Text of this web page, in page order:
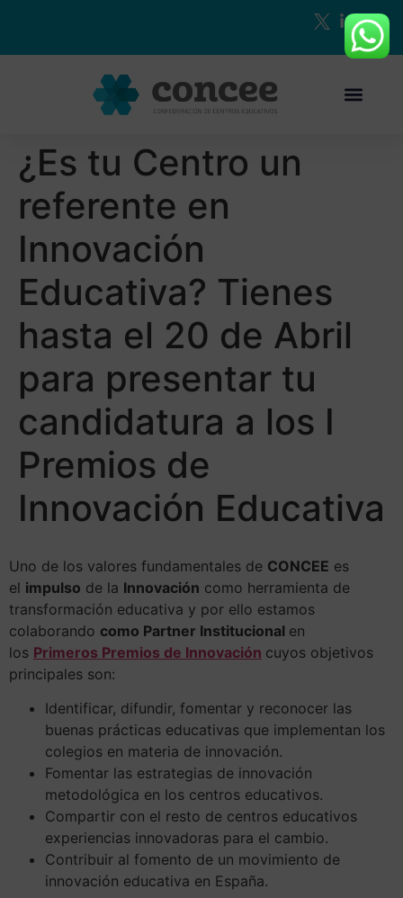
¿Es tu Centro un
referente en
Innovación
Educativa? Tienes
hasta el 20 de Abril
para presentar tu
candidatura a los I
Premios de
Innovación Educativa
Uno de los valores fundamentales de CONCEE es
el impulso de la Innovación como herramienta de
transformación educativa y por ello estamos
colaborando como Partner Institucional en
los Primeros Premios de Innovación cuyos objetivos
principales son:
Identificar, difundir, fomentar y reconocer las
buenas prácticas educativas que implementan los
colegios en materia de innovación.
Fomentar las estrategias de innovación
metodológica en los centros educativos.
Compartir con el resto de centros educativos
experiencias innovadoras para el cambio.
Contribuir al fomento de un movimiento de
innovación educativa en España.